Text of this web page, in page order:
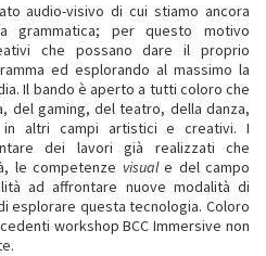
audio-visivo di cui stiamo ancora
grammatica; per questo motivo
che possano dare il proprio
ed esplorando al massimo la
Il bando è aperto a tutti coloro che
del gaming, del teatro, della danza,
in altri campi artistici e creativi. I
dei lavori già realizzati che
le competenze visuale del campo
ad affrontare nuove modalità di
esplorare questa tecnologia. Coloro
workshop BCC Immersive non